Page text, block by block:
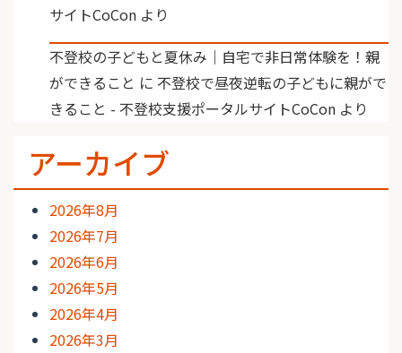
サイトCoCon より
不登校の子どもと夏休み｜自宅で非日常体験を！親
ができること に 不登校で昼夜逆転の子どもに親がで
きること - 不登校支援ポータルサイトCoCon より
アーカイブ
2026年8月
2026年7月
2026年6月
2026年5月
2026年4月
2026年3月